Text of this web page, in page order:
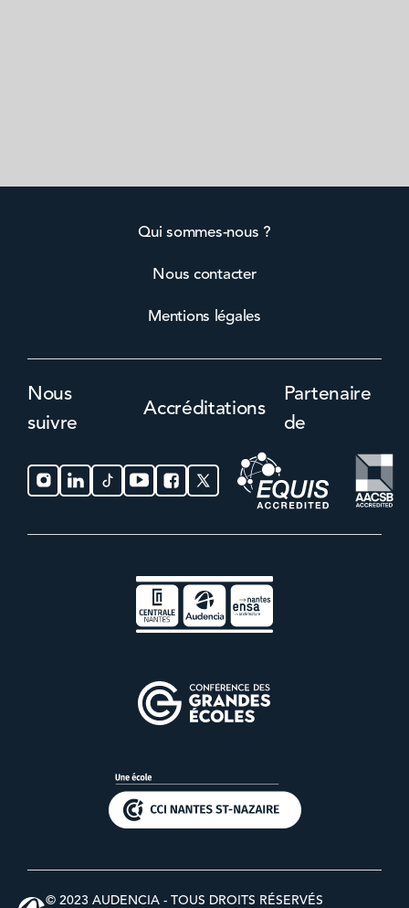
Qui sommes-nous ?
Nous contacter
Mentions légales
Nous
suivre
Accréditations
Partenaire
de
© 2023 AUDENCIA - TOUS DROITS RÉSERVÉS